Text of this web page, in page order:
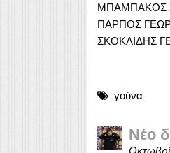
ΜΠΑΜΠΑΚΟΣ
ΠΑΡΠΟΣ
ΣΚΟΚΛΙΔΗΣ
γούνα
Νέο